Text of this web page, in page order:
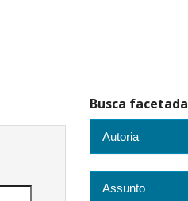
Busca facetada
Autoria
Assunto